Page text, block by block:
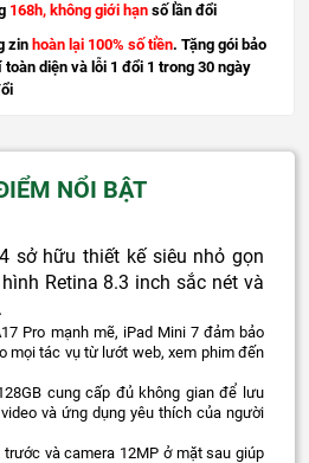
168h, không giới hạn số lần đổi
zin hoàn lại 100% số tiền. Tặng gói bảo
toàn diện và lỗi 1 đổi 1 trong 30 ngày
NỔI BẬT
sở hữu thiết kế siêu nhỏ gọn
Retina 8.3 inch sắc nét và
Pro mạnh mẽ, iPad Mini 7 đảm bảo
mọi tác vụ từ lướt web, xem phim đến
cung cấp đủ không gian để lưu
và ứng dụng yêu thích của người
trước và camera 12MP ở mặt sau giúp